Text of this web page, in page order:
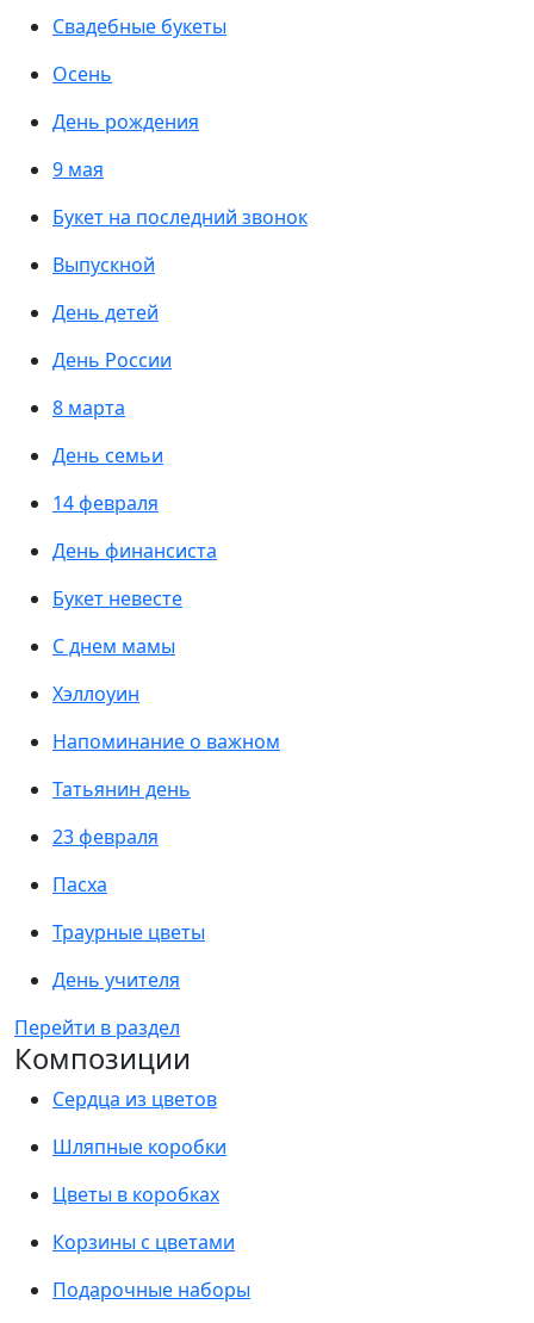
Свадебные букеты
Осень
День рождения
9 мая
Букет на последний звонок
Выпускной
День детей
День России
8 марта
День семьи
14 февраля
День финансиста
Букет невесте
С днем мамы
Хэллоуин
Напоминание о важном
Татьянин день
23 февраля
Пасха
Траурные цветы
День учителя
Перейти в раздел
Композиции
Сердца из цветов
Шляпные коробки
Цветы в коробках
Корзины с цветами
Подарочные наборы